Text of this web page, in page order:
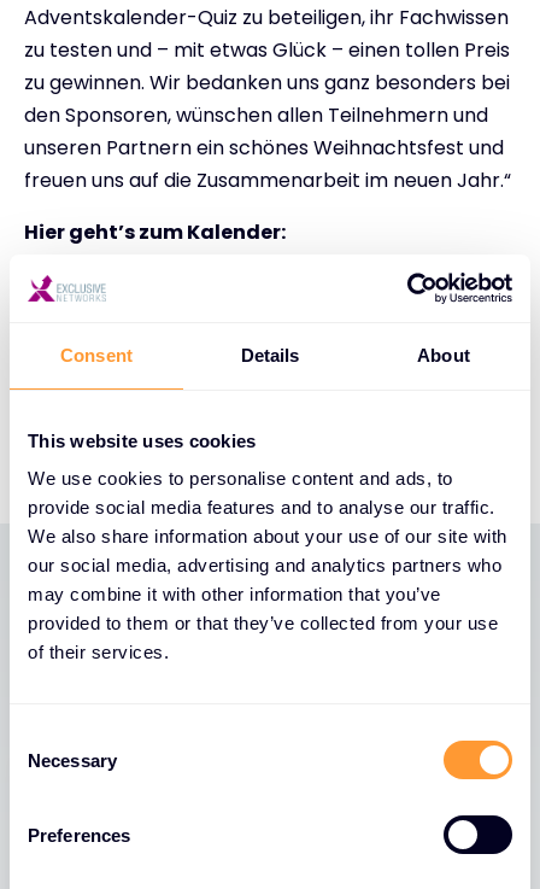
Consent Details About
This website uses cookies
We use cookies to personalise content and ads, to
provide social media features and to analyse our traffic.
We also share information about your use of our site with
our social media, advertising and analytics partners who
may combine it with other information that you’ve
provided to them or that they’ve collected from your use
of their services.
Necessary
Preferences
Adventskalender-Quiz zu beteiligen, ihr Fachwissen
zu testen und – mit etwas Glück – einen tollen Preis
zu gewinnen. Wir bedanken uns ganz besonders bei
den Sponsoren, wünschen allen Teilnehmern und
unseren Partnern ein schönes Weihnachtsfest und
freuen uns auf die Zusammenarbeit im neuen Jahr.“
Hier geht’s zum Kalender:
Deutschland:
https://exclusive-advent.de
Schweiz:https://exclusive-advent.ch
Zur vollständigen Pressemeldung
Neueste Nachrichten